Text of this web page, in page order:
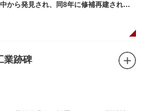
から発見され、同8年に修補再建された
す。
業跡碑